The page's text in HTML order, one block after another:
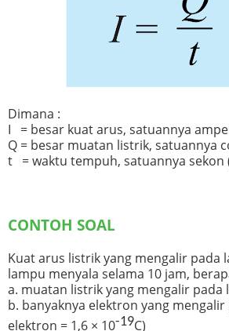
Dimana :
I = besar kuat arus, satuannya
Q = besar muatan listrik, satuannya
t = waktu tempuh, satuannya sekon
CONTOH SOAL
Kuat arus listrik yang mengalir pada
lampu menyala selama 10 jam,
a. muatan listrik yang mengalir pada
b. banyaknya elektron yang mengalir
elektron = 1,6 × 10-19C)